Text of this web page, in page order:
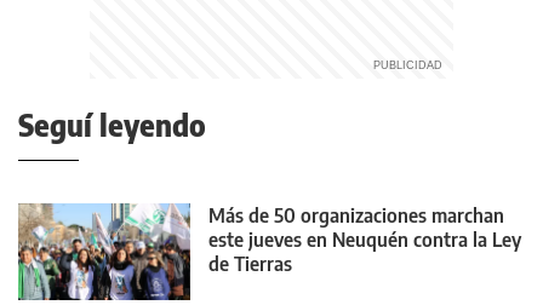
Seguí leyendo
Más de 50 organizaciones marchan
este jueves en Neuquén contra la Ley
de Tierras